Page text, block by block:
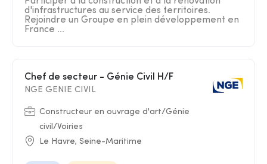
d'infrastructures au service des territoires.
Rejoindre un Groupe en plein développement en
France ...
Chef de secteur - Génie Civil H/F
NGE GENIE CIVIL
Constructeur en ouvrage d'art/Génie
civil/Voiries
Le Havre, Seine-Maritime